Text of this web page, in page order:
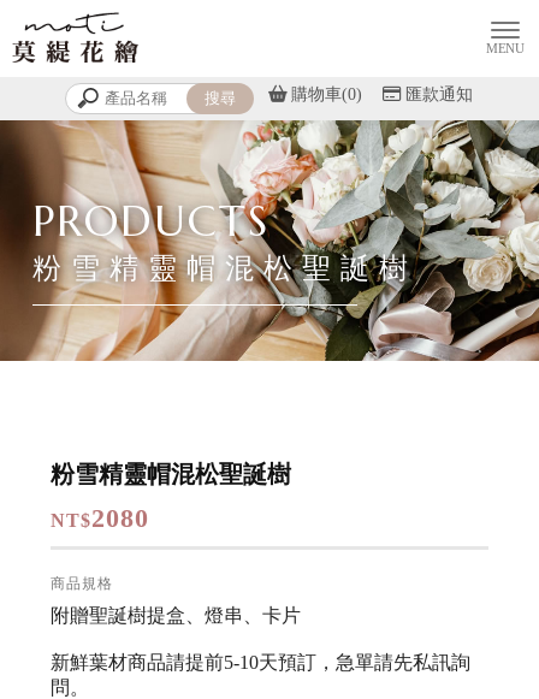
購物車(0) 匯款通知
粉雪精靈帽混松聖誕樹
粉雪精靈帽混松聖誕樹
NT$2080
商品規格
附贈聖誕樹提盒、燈串、卡片
新鮮葉材商品請提前5-10天預訂，急單請先私訊詢
問。